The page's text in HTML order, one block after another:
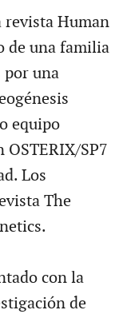
revista Human
de una familia
por una
equipo
SP7
Los
The
con la
de